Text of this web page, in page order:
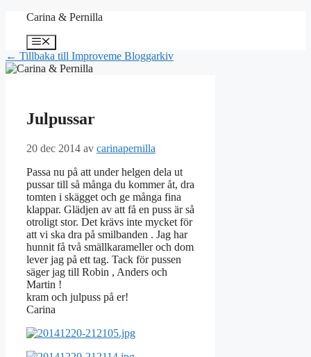
Hoppa
innehåll
Carina & Pernilla
Meny
← Tillbaka till Improveme Bloggarkiv
Julpussar
20 dec 2014 av carinapernilla
Passa nu på att under helgen dela ut
pussar till så många du kommer åt, dra
tomten i skägget och ge många fina
klappar. Glädjen av att få en puss är så
otroligt stor. Det krävs inte mycket för
att vi ska dra på smilbanden . Jag har
hunnit få två smällkarameller och dom
lever jag på ett tag. Tack för pussen
säger jag till Robin , Anders och
Martin !
kram och julpuss på er!
Carina